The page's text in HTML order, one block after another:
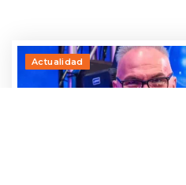
Actualidad